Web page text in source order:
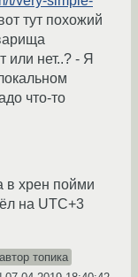
тут похожий
или нет..? - Я
что-то
в хрен пойми
на UTC+3
автор топика